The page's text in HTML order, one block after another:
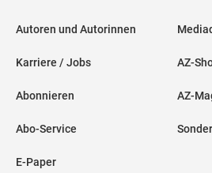
Autoren und Autorinnen
Karriere / Jobs
Abonnieren
Abo-Service
E-Paper
AZ-
AZ-